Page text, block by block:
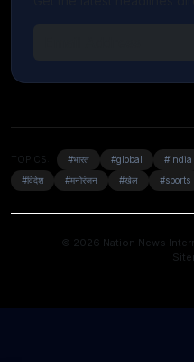
TOPICS: #भारत #global #india
#विदेश
#मनोरंजन #खेल #sports
© 2026 Nation News